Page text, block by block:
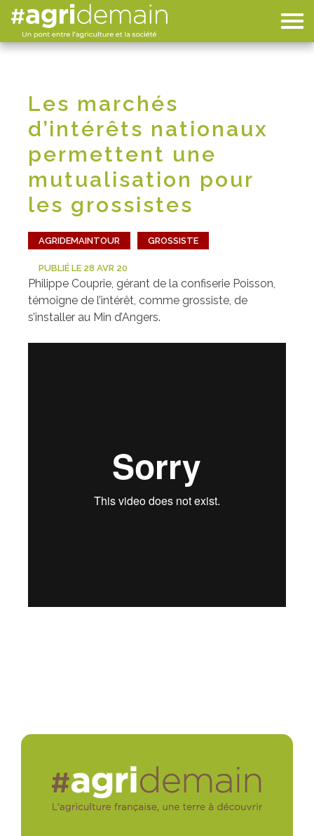
Les marchés
d’intérêts nationaux
permettent une
mutualisation pour
les grossistes
AGRIDEMAINTOUR GROSSISTE
PUBLIÉ LE 28 AVR 20
Philippe Couprie, gérant de la confiserie Poisson,
témoigne de l’intérêt, comme grossiste, de
s’installer au Min d’Angers.